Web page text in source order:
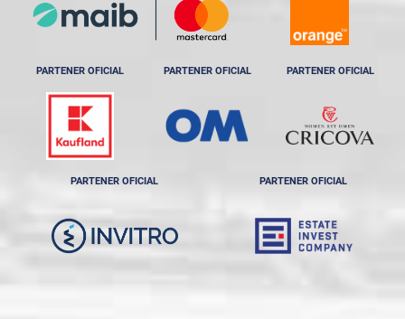
PARTENER OFICIAL PARTENER OFICIAL PARTENER OFICIAL
PARTENER OFICIAL PARTENER OFICIAL